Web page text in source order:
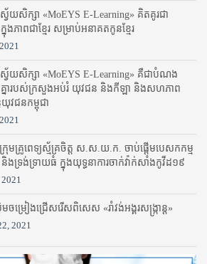
ស្វ័យសិក្សា «MoEYS E-Learning» គិតគូរជា
នុងភាពជាខ្មែរ សម្រាប់អនាគតកូនខ្មែរ
ស្វ័យសិក្សា «MoEYS E-Learning» គឺជាបំណង
រួមគ្នារបស់ក្រសួងអប់រំ​ យុវជន និងកីឡា និងសហភាព
វជនកម្ពុជា
ះក្រុមគ្រូពេទ្យស្ម័គ្រចិត្ត ស.ស.យ.ក. ចាប់ផ្តើមបេសកកម្ម
និងទ្រង់ទ្រាយធំ ក្នុងយុទ្ធនាការចាក់វ៉ាក់សាំងកូវីដ១៩
ចម្រៀងជ្រើសរើសពិសេស «រាំវង់អង្គរសង្ក្រាន្ត»
2021